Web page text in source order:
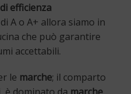
efficienza
A o A+ allora siamo in
che può garantire
accettabili.
le marche; il comparto